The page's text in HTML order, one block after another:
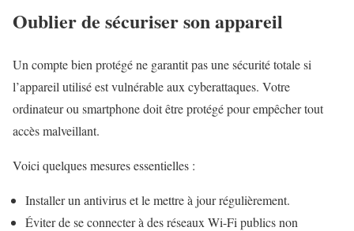
Oublier de sécuriser son appareil
Un compte bien protégé ne garantit pas une sécurité totale si
l’appareil utilisé est vulnérable aux cyberattaques. Votre
ordinateur ou smartphone doit être protégé pour empêcher tout
accès malveillant.
Voici quelques mesures essentielles :
Installer un antivirus et le mettre à jour régulièrement.
Éviter de se connecter à des réseaux Wi-Fi publics non